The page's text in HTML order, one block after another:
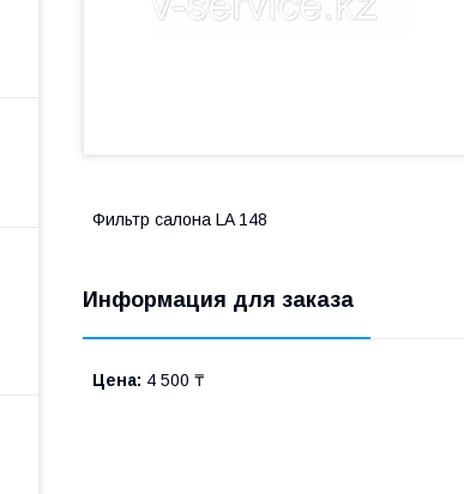
Фильтр салона LA 148
Информация для заказа
Цена: 4 500 ₸